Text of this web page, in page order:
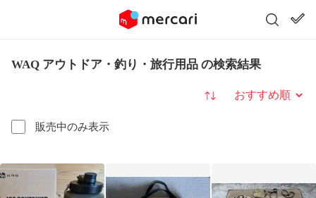
WAQ アウトドア・釣り・旅行用品 の検索結果
販売中のみ表示
並び替え